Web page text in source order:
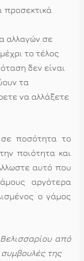
προσεκτικά
αλλαγών σε
το τέλος
δεν είναι
τα
να αλλάξετε
σε ποσότητα το
ποιότητα και
αυτό που
αργότερα
ο γάμος
από
συμβουλές της